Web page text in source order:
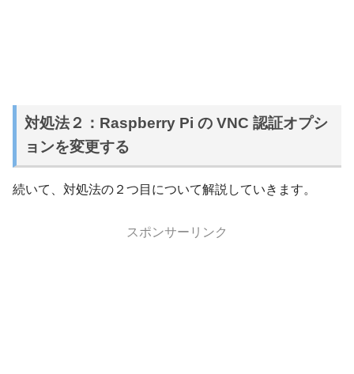
対処法２：Raspberry Pi の VNC 認証オプシ
ョンを変更する
続いて、対処法の２つ目について解説していきます。
スポンサーリンク